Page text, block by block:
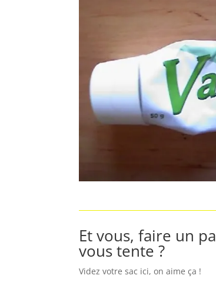
Et vous, faire un
vous tente ?
Videz votre sac ici, on aime ça !